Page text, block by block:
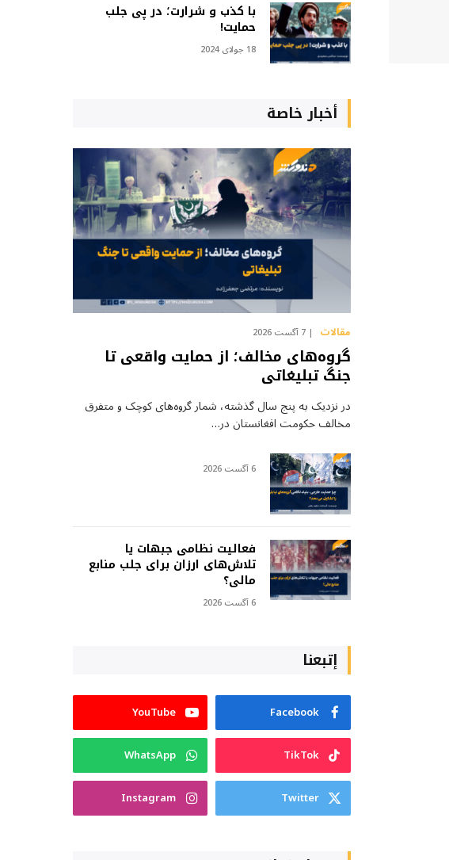
با کذب و شرارت؛ در پی جلب
حمایت!
18 جولای 2024
أخبار خاصة
مقالات 7 آگست 2026
گروه‌های مخالف؛ از حمایت واقعی تا
جنگ تبلیغاتی
در نزدیک به پنج سال گذشته، شمار گروه‌های کوچک و متفرق
مخالف حکومت افغانستان در…
6 آگست 2026
فعالیت نظامی جبهات یا
تلاش‌های ارزان برای جلب منابع
مالی؟
6 آگست 2026
إتبعنا
Facebook
YouTube
TikTok
WhatsApp
Twitter
Instagram